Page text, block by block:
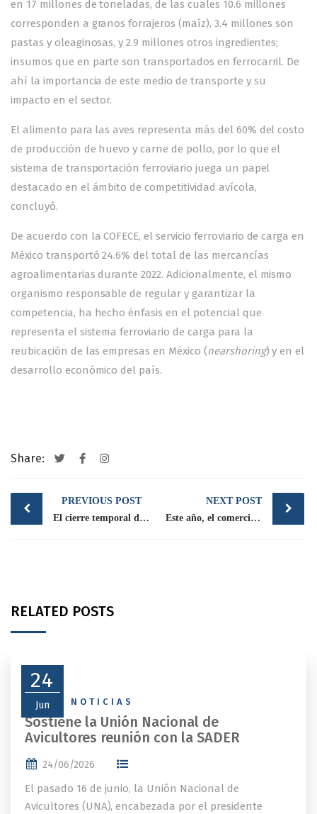
en 17 millones de toneladas, de las cuales 10.6 millones
corresponden a granos forrajeros (maíz), 3.4 millones son
pastas y oleaginosas, y 2.9 millones otros ingredientes;
insumos que en parte son transportados en ferrocarril. De
ahí la importancia de este medio de transporte y su
impacto en el sector.
El alimento para las aves representa más del 60% del costo
de producción de huevo y carne de pollo, por lo que el
sistema de transportación ferroviario juega un papel
destacado en el ámbito de competitividad avícola,
concluyó.
De acuerdo con la COFECE, el servicio ferroviario de carga en
México transportó 24.6% del total de las mercancías
agroalimentarias durante 2022. Adicionalmente, el mismo
organismo responsable de regular y garantizar la
competencia, ha hecho énfasis en el potencial que
representa el sistema ferroviario de carga para la
reubicación de las empresas en México (nearshoring) y en el
desarrollo económico del país.
Share:
Post
navigation
PREVIOUS POST
El cierre temporal de los cruces ferroviarios de Eagle Pass y El Paso, Texas, podría afectar significativamente la alimentación de las aves
NEXT POST
Este año, el comercio global de pollo se acercará a 14 mt.
RELATED POSTS
24
Jun
NEWS NOTICIAS
Sostiene la Unión Nacional de
Avicultores reunión con la SADER
24/06/2026
El pasado 16 de junio, la Unión Nacional de
Avicultores (UNA), encabezada por el presidente